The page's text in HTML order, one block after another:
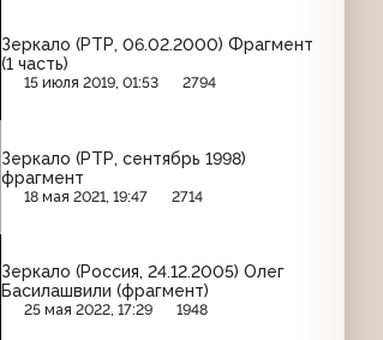
Зеркало (РТР, 06.02.2000) Фрагмент
(1 часть)
15 июля 2019, 01:53 2794
Зеркало (РТР, сентябрь 1998)
фрагмент
18 мая 2021, 19:47 2714
Зеркало (Россия, 24.12.2005) Олег
Басилашвили (фрагмент)
25 мая 2022, 17:29 1948